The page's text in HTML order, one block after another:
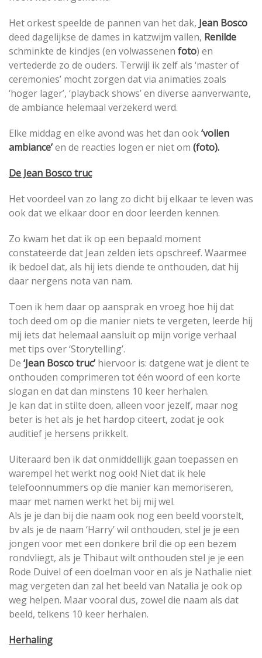
Het orkest speelde de pannen van het dak, Jean Bosco
deed dagelijkse de dames in katzwijm vallen, Renilde
schminkte de kindjes (en volwassenen foto) en
vertederde zo de ouders. Terwijl ik zelf als ‘master of
ceremonies’ mocht zorgen dat via animaties zoals
‘hoger lager’, ‘playback shows’ en diverse aanverwante,
de ambiance helemaal verzekerd werd.
Elke middag en elke avond was het dan ook‘vollen
ambiance’en de reacties logen er niet om (foto).
De Jean Bosco truc
Het voordeel van zo lang zo dicht bij elkaar te leven was
ook dat we elkaar door en door leerden kennen.
Zo kwam het dat ik op een bepaald moment
constateerde dat Jean zelden iets opschreef. Waarmee
ik bedoel dat, als hij iets diende te onthouden, dat hij
daar nergens nota van nam.
Toen ik hem daar op aansprak en vroeg hoe hij dat
toch deed om op die manier niets te vergeten, leerde hij
mij iets dat helemaal aansluit op mijn vorige verhaal
met tips over ‘Storytelling’.
De ‘Jean Bosco truc’ hiervoor is: datgene wat je dient te
onthouden comprimeren tot één woord of een korte
slogan en dat dan minstens 10 keer herhalen.
Je kan dat in stilte doen, alleen voor jezelf, maar nog
beter is het als je het hardop citeert, zodat je ook
auditief je hersens prikkelt.
Uiteraard ben ik dat onmiddellijk gaan toepassen en
warempel het werkt nog ook! Niet dat ik hele
telefoonnummers op die manier kan memoriseren,
maar met namen werkt het bij mij wel.
Als je je dan bij die naam ook nog een beeld voorstelt,
bv als je de naam ‘Harry’ wil onthouden, stel je je een
jongen voor met een donkere bril die op een bezem
rondvliegt, als je Thibaut wilt onthouden stel je je een
Rode Duivel of een doelman voor en als je Nathalie niet
mag vergeten dan zal het beeld van Natalia je ook op
weg helpen. Maar vooral dus, zowel die naam als dat
beeld, telkens 10 keer herhalen.
Herhaling